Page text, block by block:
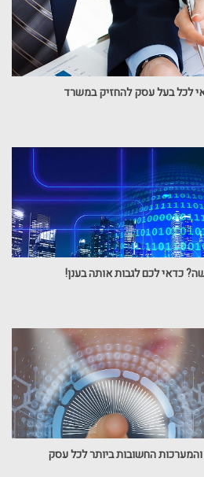
לכל בעל עסק להחזיק במשרד
כדאי לכם לגבות אותה בענן!
החשובות ביותר לכל עסק